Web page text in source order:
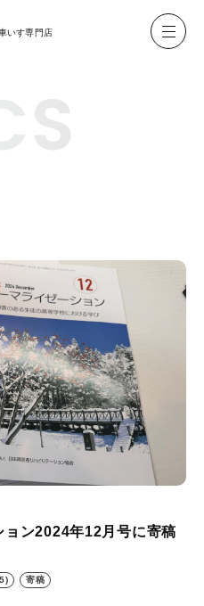
いす専門店
TR
せ
ーポリシー
掲載
ョン2024年12月号に寄稿
寄稿